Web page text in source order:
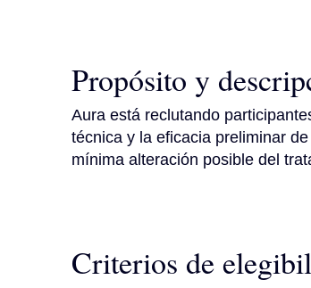
Propósito y
Aura está reclutando
técnica y la eficacia preliminar
mínima alteración posible del
Criterios de